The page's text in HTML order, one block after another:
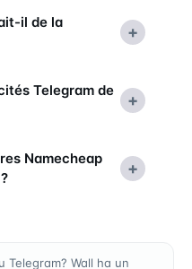
il de la
+
Telegram de
+
Namecheap
+
Telegram? Wall ha un